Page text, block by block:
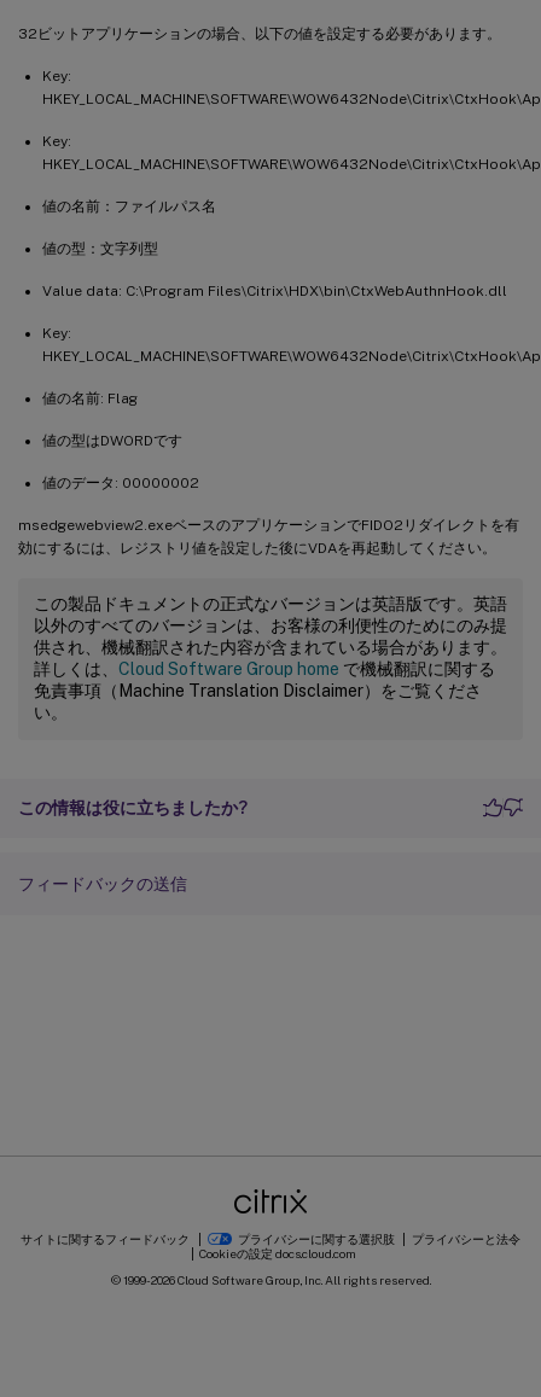
32ビットアプリケーションの場合、以下の値を設定する必要があります。
Key:
Key:
値の名前：ファイルパス名
値の型：文字列型
Value data: C:\Program Files\Citrix\HDX\bin\CtxWebAuthnHook.dll
Key:
値の名前: Flag
値の型はDWORDです
値のデータ: 00000002
msedgewebview2.exeベースのアプリケーションでFIDO2リダイレクトを有
効にするには、レジストリ値を設定した後にVDAを再起動してください。
この製品ドキュメントの正式なバージョンは英語版です。英語
以外のすべてのバージョンは、お客様の利便性のためにのみ提
供され、機械翻訳された内容が含まれている場合があります。
詳しくは、 Cloud Software Group home で機械翻訳に関する
免責事項（Machine Translation Disclaimer）をご覧くださ
い。
この情報は役に立ちましたか?
フィードバックの送信
サイトに関するフィードバック プライバシーに関する選択肢
プライバシーと法令
Cookieの設定 docs.cloud.com
© 1999-2026Cloud Software Group, Inc. All rights reserved.